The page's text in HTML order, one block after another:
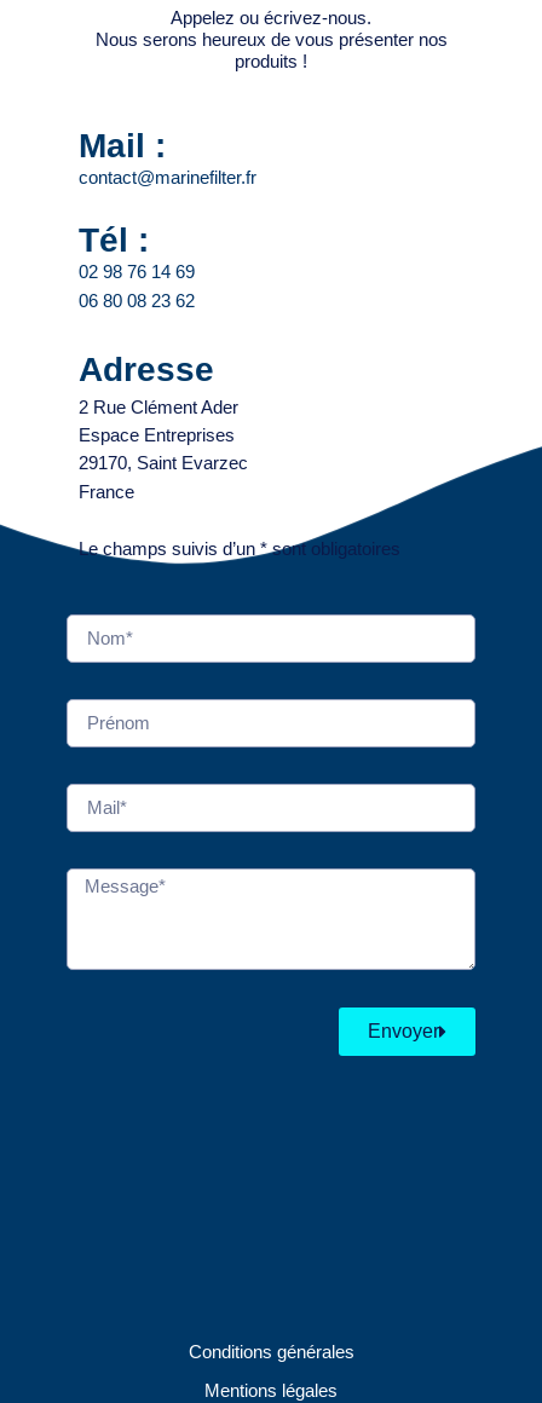
Appelez ou écrivez-nous.
Nous serons heureux de vous présenter nos
produits !
Mail :
contact@marinefilter.fr
Tél :
02 98 76 14 69
06 80 08 23 62
Adresse
2 Rue Clément Ader
Espace Entreprises
29170, Saint Evarzec
France
Le champs suivis d’un *sont obligatoires
Envoyer
Conditions générales
Mentions légales